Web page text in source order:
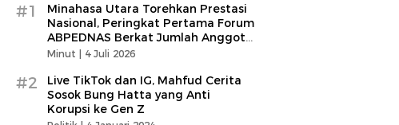
#1
Minahasa Utara Torehkan Prestasi
Nasional, Peringkat Pertama Forum
ABPEDNAS Berkat Jumlah Anggota
Terbanyak
Minut | 4 Juli 2026
#2
Live TikTok dan IG, Mahfud Cerita
Sosok Bung Hatta yang Anti
Korupsi ke Gen Z